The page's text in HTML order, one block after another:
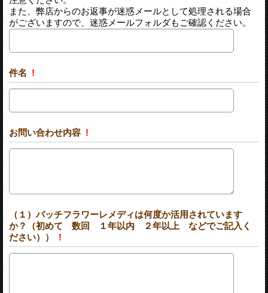
また、弊店からのお返事が迷惑メールとして処理される場合
がございますので、迷惑メールフォルダもご確認ください。
件名 !
お問い合わせ内容 !
（１）バッチフラワーレメディは何度か活用されています
か？（初めて 数回 １年以内 ２年以上 などでご記入く
ださい））
!